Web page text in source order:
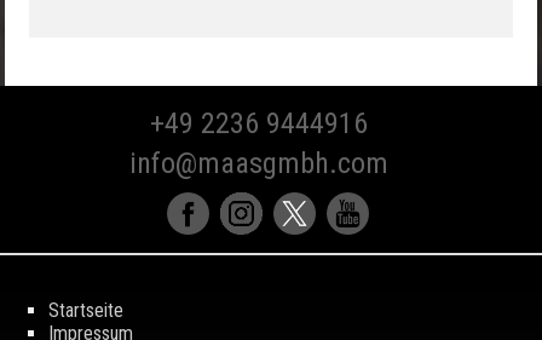
+49 2236 9444916
info@maasgmbh.com
Startseite
Impressum